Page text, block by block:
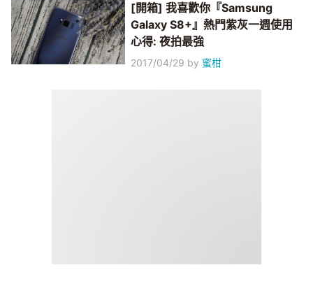
[開箱] 我喜歡你『Samsung
Galaxy S8+』熱門紫灰一週使用
心得: 夜拍最強
2017/04/29 by 蜜柑